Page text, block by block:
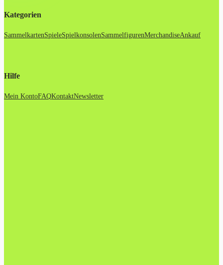
Kategorien
SammelkartenSpieleSpielkonsolenSammelfigurenMerchandiseAnkauf
Hilfe
Mein KontoFAQKontaktNewsletter